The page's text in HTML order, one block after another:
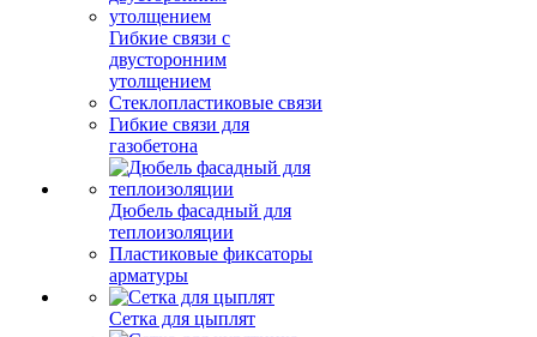
Гибкие связи с
двусторонним
утолщением
Стеклопластиковые связи
Гибкие связи для
газобетона
Дюбель фасадный для
теплоизоляции
Пластиковые фиксаторы
арматуры
Сетка для цыплят